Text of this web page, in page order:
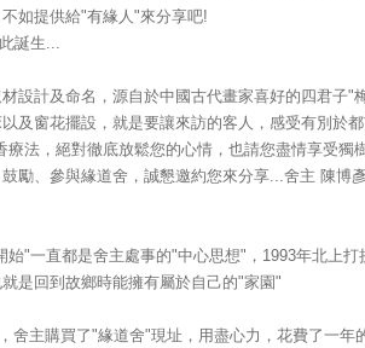
如提供給"有緣人"來分享吧!
誕生...
材設計及命名，源自於中國古代畫家喜好的四君子
及窗花擺設，就是要讓來訪的客人，感受有別於
療法，絕對徹底放鬆您的心情，也請您盡情享受獨
勵、參與緣道舍，誠懇邀約您來分享...舍主 陳博
始"一直都是舍主處事的"中心思想"，1993年北上
是回到故鄉時能擁有屬於自己的"家園"
舍主購買了"緣道舍"現址，用盡心力，花費了一年